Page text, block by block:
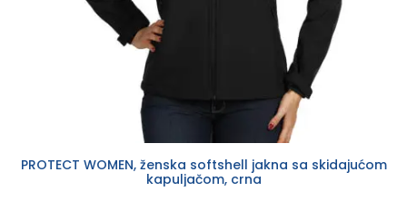
PROTECT WOMEN, ženska softshell jakna sa skidajućom
kapuljačom, crna